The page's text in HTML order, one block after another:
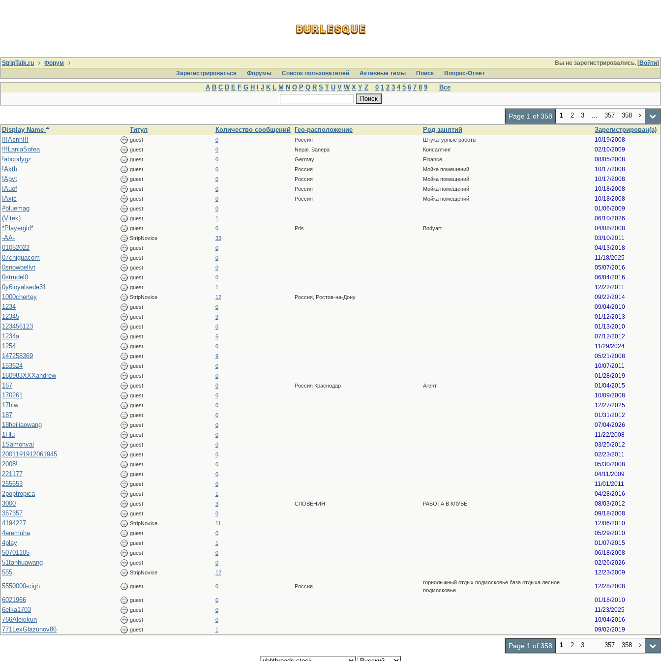
Вы не зарегистрировались. [Войти]
StripTalk.ru
Форум
Зарегистрироваться
Форумы Список пользователей Активные темы Поиcк Вопрос-Ответ
A B C D E F G H J K L M N O P Q R S T U V W X Y Z 0 1 2 3 4 5 6 7 8 9 Все
Page 1 of 358 1 2 3 … 357
358
Display Name
Титул Количество сообщений Гео-расположение Род занятий
Зарегистрирован(а)
!!!Asnh!!!
guest 0 Россия Штукатурные работы 10/19/2008
!!!LaniaSofea guest 0 Nepal, Banepa Консалтинг 02/10/2009
!abcodygz guest 0 Germay Finance 08/05/2008
!Aktb guest 0 Россия Мойка помещений 10/17/2008
!Apvt guest 0 Россия Мойка помещений 10/17/2008
!Auof guest 0 Россия Мойка помещений 10/18/2008
!Axjc guest 0 Россия Мойка помещений 10/18/2008
#bluemag guest 0 01/06/2009
(Vitek) guest 1 06/10/2026
*Playergirl* guest 0 Pris Bodyart 04/08/2008
-AA- StripNovice 33 03/10/2011
01052022 guest 0 04/13/2018
07chiguacom guest 0 11/18/2025
0snowbellvt guest 0 05/07/2016
0strudel0 guest 0 06/04/2016
0y6loyalsede31 guest 1 12/22/2011
1000chertey StripNovice 12 Россия, Ростов-на-Дону 09/22/2014
1234 guest 0 09/04/2010
12345 guest 9 01/12/2013
123456123 guest 0 01/13/2010
1234a guest 6 07/12/2012
1254 guest 0 11/29/2024
147258369 guest 9 05/21/2008
153624 guest 0 10/07/2011
160983XXXandrew guest 0 01/28/2019
167 guest 0 Россия Краснодар Агент 01/04/2015
170261 guest 0 10/09/2008
17hlw guest 0 12/27/2025
187 guest 0 01/31/2012
18heiliaowang guest 0 07/04/2026
1Hlu guest 0 11/22/2008
1Samohval guest 0 03/25/2012
2001191912061945 guest 0 02/23/2011
2008! guest 0 05/30/2008
221177 guest 0 04/11/2009
255653 guest 0 11/01/2011
2poptropica guest 1 04/28/2016
3000 guest 3 СЛОВЕНИЯ РАБОТА В КЛУБЕ 08/03/2012
357357 guest 0 09/18/2008
4194227 StripNovice 11 12/06/2010
4eremuha guest 0 05/29/2010
4play guest 1 01/07/2015
50701105 guest 0 06/18/2008
51tanhuawang guest 0 02/26/2026
555 StripNovice 12 12/23/2009
5550000-cigh guest 0 Россия
горнолыжный отдых подмосковье база отдыха лесное
подмосковье
12/28/2008
6021966 guest 0 01/18/2010
6elka1703 guest 0 11/23/2025
766Alexikun guest 0 10/04/2016
771LexGlazunov86 guest 1 09/02/2019
Page 1 of 358 1 2 3 … 357 358